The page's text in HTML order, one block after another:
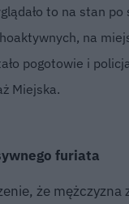
to na stan po
na
pogotowie i
Miejska.
furiata
że mężczyzna